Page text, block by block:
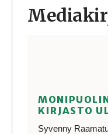
KIRJASTO
Syvenny